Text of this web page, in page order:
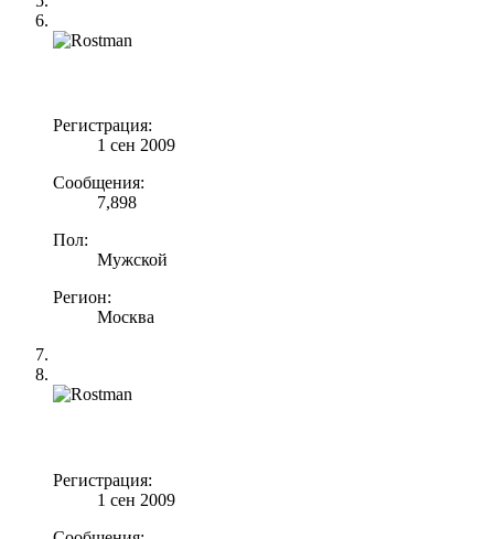
Регистрация:
1 сен 2009
Сообщения:
7,898
Пол:
Мужской
Регион:
Москва
Регистрация:
1 сен 2009